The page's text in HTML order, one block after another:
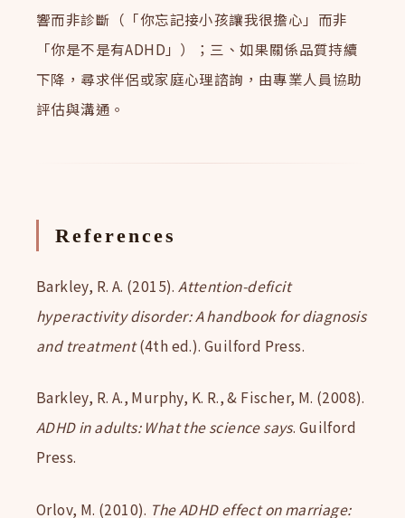
響而非診斷（「你忘記接小孩讓我很擔心」而非
「你是不是有ADHD」）；三、如果關係品質持續
下降，尋求伴侶或家庭心理諮詢，由專業人員協助
評估與溝通。
References
Barkley, R. A. (2015). Attention-deficit
hyperactivity disorder: A handbook for diagnosis
and treatment(4th ed.). Guilford Press.
Barkley, R. A., Murphy, K. R., & Fischer, M. (2008).
ADHD in adults: What the science says. Guilford
Press.
Orlov, M. (2010). The ADHD effect on marriage: